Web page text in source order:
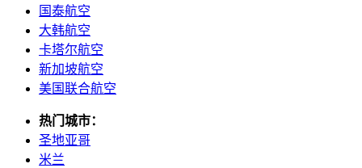
国泰航空
大韩航空
卡塔尔航空
新加坡航空
美国联合航空
热门城市：
圣地亚哥
米兰